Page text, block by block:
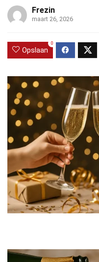
Frezin
maart 26, 2026
Opslaan
0